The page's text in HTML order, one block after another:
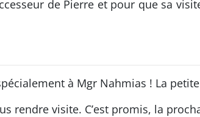
de Pierre et pour que sa
à Mgr Nahmias ! La
rendre visite. C’est promis, la